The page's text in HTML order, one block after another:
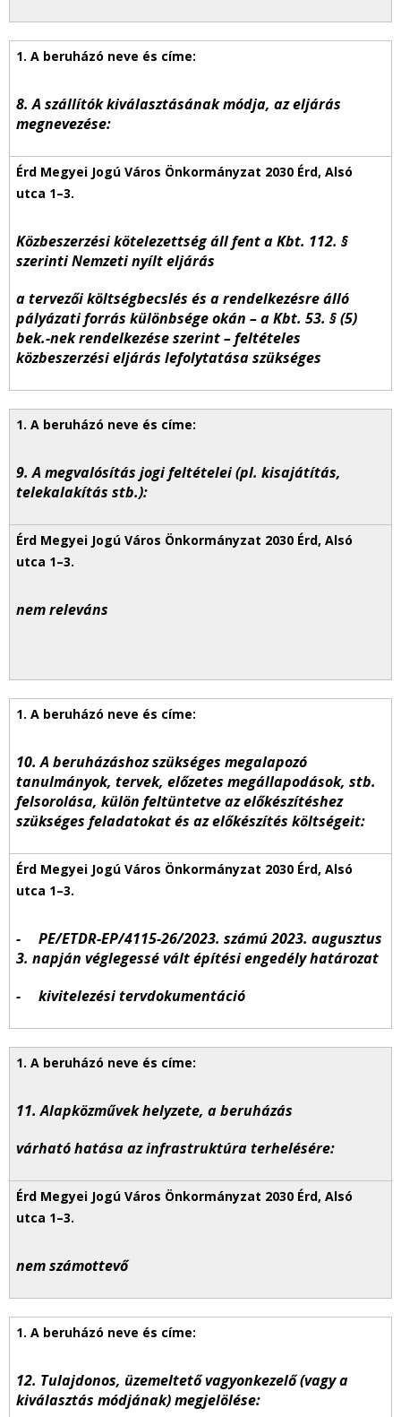
8. A szállítók kiválasztásának módja, az eljárás
megnevezése:
Közbeszerzési kötelezettség áll fent a Kbt. 112. §
szerinti Nemzeti nyílt eljárás
a tervezői költségbecslés és a rendelkezésre álló
pályázati forrás különbsége okán – a Kbt. 53. § (5)
bek.-nek rendelkezése szerint – feltételes
közbeszerzési eljárás lefolytatása szükséges
9. A megvalósítás jogi feltételei (pl. kisajátítás,
telekalakítás stb.):
nem releváns
10. A beruházáshoz szükséges megalapozó
tanulmányok, tervek, előzetes megállapodások, stb.
felsorolása, külön feltüntetve az előkészítéshez
szükséges feladatokat és az előkészítés költségeit:
- PE/ETDR-EP/4115-26/2023. számú 2023. augusztus
3. napján véglegessé vált építési engedély határozat
- kivitelezési tervdokumentáció
11. Alapközművek helyzete, a beruházás
várható hatása az infrastruktúra terhelésére:
nem számottevő
12. Tulajdonos, üzemeltető vagyonkezelő (vagy a
kiválasztás módjának) megjelölése: